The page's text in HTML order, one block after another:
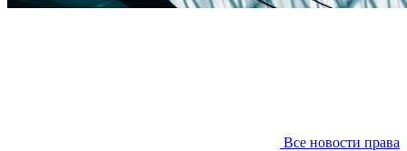
Все новости права